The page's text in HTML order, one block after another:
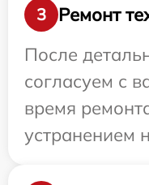
3
Ремонт
После
согласуем с
время
устранением